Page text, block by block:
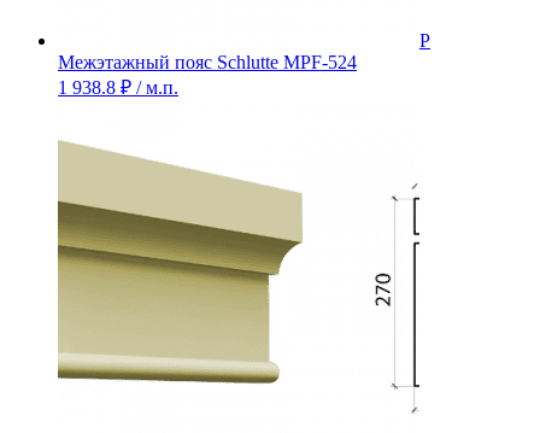
Межэтажный пояс Schlutte MPF-524
1 938.8 ₽ / м.п.